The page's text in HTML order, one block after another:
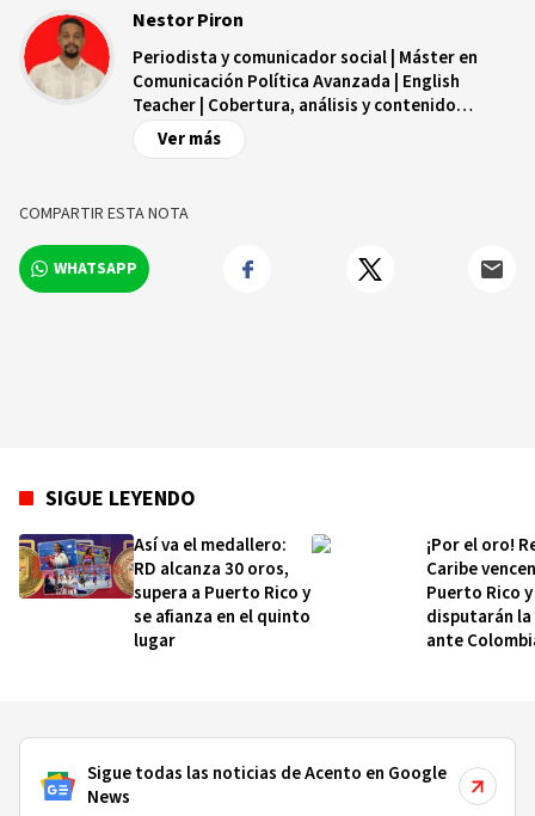
Nestor Piron
Periodista y comunicador social | Máster en
Comunicación Política Avanzada | English
Teacher | Cobertura, análisis y contenido
digital.
Ver más
COMPARTIR ESTA NOTA
WHATSAPP
SIGUE LEYENDO
Así va el medallero:
RD alcanza 30 oros,
supera a Puerto Rico y
se afianza en el quinto
lugar
¡Por el oro!
Caribe
Puerto Rico y
disputarán
ante
Sigue todas las noticias de Acento en Google
News